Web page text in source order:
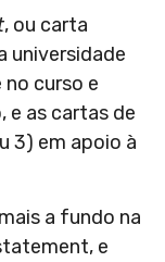
, ou carta
universidade
curso e
e as cartas de
3) em apoio à
a fundo na
e